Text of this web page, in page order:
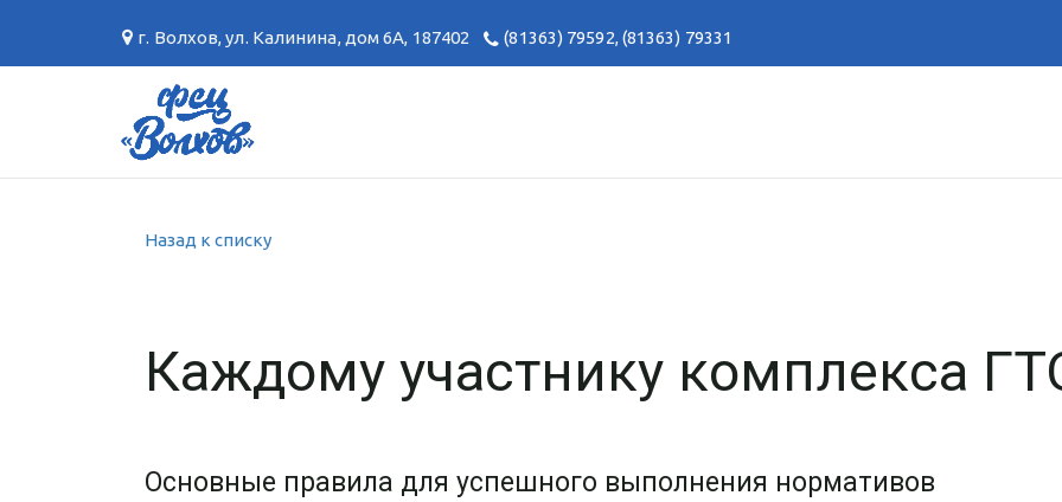
г. Волхов,ул. Калинина, дом 6А, 187402 (81363) 79592,(81363) 79331
Назад к списку
Каждому участнику комплекса
Основные правила для успешного выполнения нормативов